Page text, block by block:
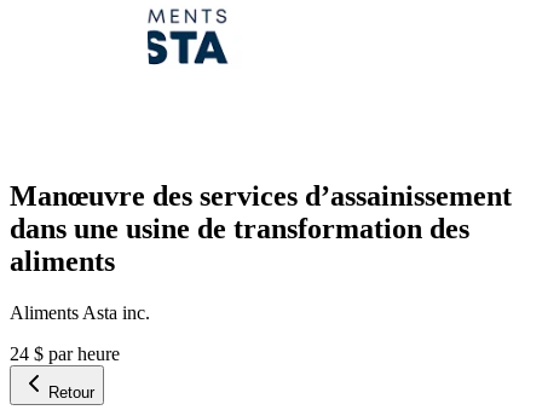
Manœuvre des services d’assainissement
dans une usine de transformation des
aliments
Aliments Asta inc.
24 $ par heure
Retour